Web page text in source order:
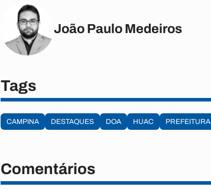
João Paulo Medeiros
Tags
CAMPINA DESTAQUES DOA HUAC PREFEITURA
Comentários